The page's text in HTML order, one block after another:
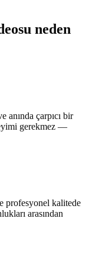
neden
çarpıcı bir
gerekmez —
profesyonel kalitede
arasından